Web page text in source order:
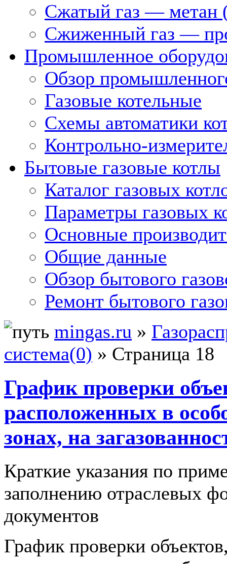
Сжатый газ — метан
Сжиженный газ —
Промышленное
Обзор
Газовые котельные
Схемы автоматики
Контрольно-
Бытовые газовые котлы
Каталог газовых
Параметры газовых
Основные
Общие данные
Обзор бытового
Ремонт бытового
mingas.ru »
система(0) » Страница 18
График проверки
расположенных в
зонах, на
Краткие указания по
заполнению отраслевых
документов
График проверки